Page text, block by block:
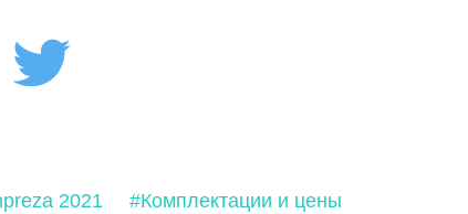
2021 #Комплектации и цены